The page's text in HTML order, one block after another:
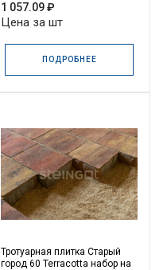
1 057.09 ₽
Цена за шт
ПОДРОБНЕЕ
Тротуарная плитка Старый
город 60 Terracotta набор на